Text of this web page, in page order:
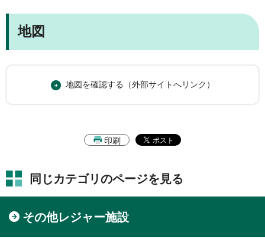
地図
地図を確認する（外部サイトへリンク）
印刷
同じカテゴリのページを見る
その他レジャー施設